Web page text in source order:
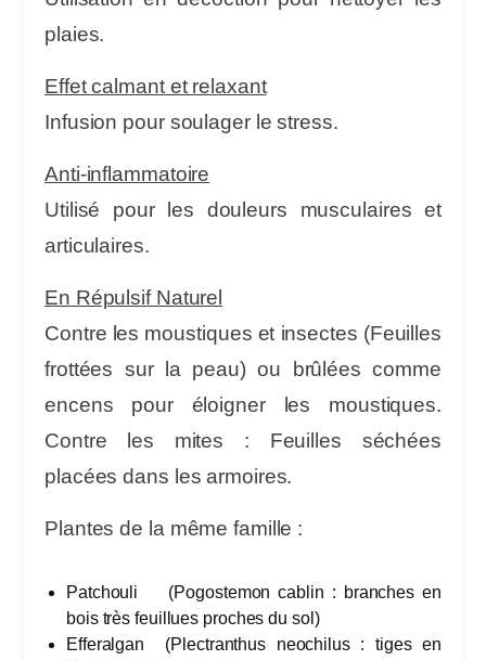
plaies.
Effet calmant et relaxant
Infusion pour soulager le stress.
Anti-inflammatoire
Utilisé pour les douleurs musculaires et
articulaires.
En Répulsif Naturel
Contre les moustiques et insectes (Feuilles
frottées sur la peau) ou brûlées comme
encens pour éloigner les moustiques.
Contre les mites : Feuilles séchées
placées dans les armoires.
Plantes de la même famille :
Patchouli (Pogostemon cablin : branches en
bois très feuillues proches du sol)
Efferalgan (Plectranthus neochilus :tiges en